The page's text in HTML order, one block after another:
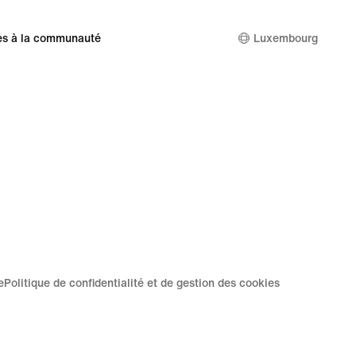
à la communauté Luxembourg
Politique de confidentialité et de gestion des cookies